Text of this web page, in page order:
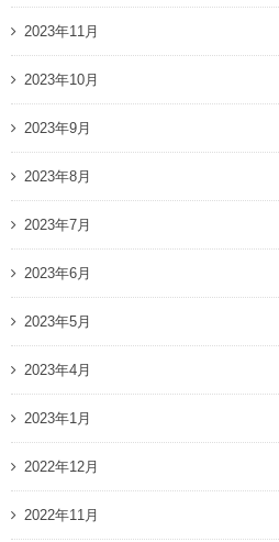
2023年11月
2023年10月
2023年9月
2023年8月
2023年7月
2023年6月
2023年5月
2023年4月
2023年1月
2022年12月
2022年11月